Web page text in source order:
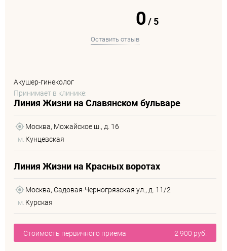
0 /5
Оставить отзыв
Акушер-гинеколог
Принимает в клинике:
Линия Жизни на Славянском бульваре
Москва, Можайское ш., д. 16
м. Кунцевская
Линия Жизни на Красных воротах
Москва, Садовая-Черногрязская ул., д. 11/2
м. Курская
Стоимость первичного приема 2 900 руб.